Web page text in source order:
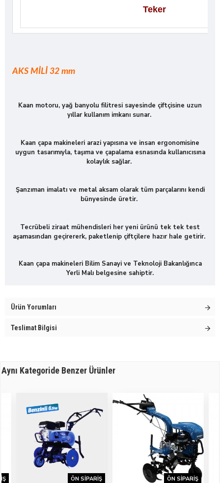
Teker
AKS MİLİ 32 mm
Kaan motoru, yağ banyolu filitresi sayesinde çiftçisine uzun
yıllar kullanım imkanı sunar.
Kaan çapa makineleri arazi yapısına ve insan ergonomisine
uygun tasarımıyla, taşıma ve çapalama esnasında kullanıcısına
kolaylık sağlar.
Şanzıman imalatı ve metal aksam olarak tüm parçalarını kendi
bünyesinde üretir.
Tecrübeli ziraat mühendisleri her yeni ürünü tek tek test
aşamasından geçirererk, paketlenip çiftçilere hazır hale getirir.
Kaan çapa makineleri Bilim Sanayi ve Teknoloji Bakanlığınca
Yerli Malı belgesine sahiptir.
Ürün Yorumları
Teslimat Bilgisi
Aynı Kategoride Benzer Ürünler
ÖN SIPARIŞ ÖN SIPARIŞ